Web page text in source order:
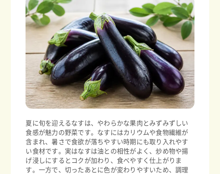
夏に旬を迎えるなすは、やわらかな果肉とみずみずしい
食感が魅力の野菜です。なすにはカリウムや食物繊維が
含まれ、暑さで食欲が落ちやすい時期にも取り入れやす
い食材です。実はなすは油との相性がよく、炒め物や揚
げ浸しにするとコクが加わり、食べやすく仕上がりま
す。一方で、切ったあとに色が変わりやすいため、調理